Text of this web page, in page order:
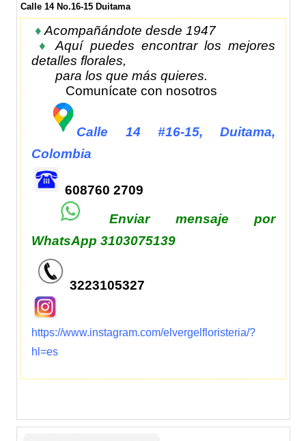
Calle 14 No.16-15 Duitama
♦Acompañándote desde 1947
♦
Aquí puedes encontrar los mejores
detalles florales,
para los que más quieres.
Comunícate con nosotros
Calle 14 #16-15, Duitama,
Colombia
608760 2709
Enviar mensaje por
WhatsApp 3103075139
3223105327
https://www.instagram.com/elvergelfloristeria/?
hl=es